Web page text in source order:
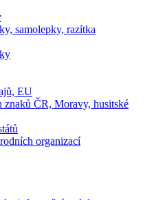
samolepky, razítka
EU
znaků ČR, Moravy, husitské
organizací